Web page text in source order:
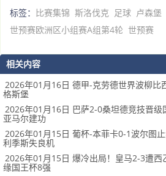
标签： 比赛集锦 斯洛伐克 足球 卢森堡
世预赛欧洲区小组赛A组第4轮 世预赛
相关内容
2026年01月16日 德甲-克劳德世界波柳比
格斯堡
2026年01月16日 巴萨2-0桑坦德竞技晋级
亚马尔建功
2026年01月15日 葡杯-本菲卡0-1波尔图
利季斯失良机
2026年01月15日 爆冷出局！皇马2-3遭
缘国王杯8强